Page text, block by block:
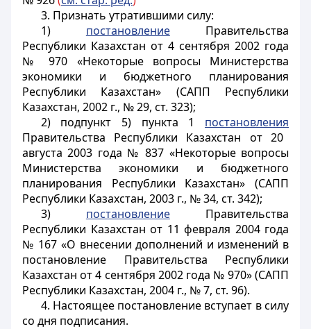
3. Признать утратившими силу:
1) постановлениеПравительства
Республики Казахстан от 4 сентября 2002 года
№ 970 «Некоторые вопросы Министерства
экономики и бюджетного планирования
Республики Казахстан» (САПП Республики
Казахстан, 2002 г., № 29, ст. 323);
2) подпункт 5) пункта 1 постановления
Правительства Республики Казахстан от 20
августа 2003 года № 837 «Некоторые вопросы
Министерства экономики и бюджетного
планирования Республики Казахстан» (САПП
Республики Казахстан, 2003 г., № 34, ст. 342);
3) постановлениеПравительства
Республики Казахстан от 11 февраля 2004 года
№ 167 «О внесении дополнений и изменений в
постановление Правительства Республики
Казахстан от 4 сентября 2002 года № 970» (САПП
Республики Казахстан, 2004 г., № 7, ст. 96).
4. Настоящее постановление вступает в силу
со дня подписания.